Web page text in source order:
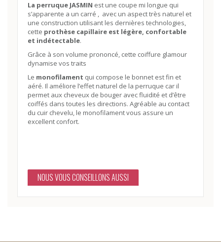
La perruque JASMIN est une coupe mi longue qui
s’apparente a un carré , avec un aspect très naturel et
une construction utilisant les dernières technologies,
cette prothèse capillaire est légère, confortable
et indétectable.
Grâce à son volume prononcé, cette coiffure glamour
dynamise vos traits
Le monofilament qui compose le bonnet est fin et
aéré. Il améliore l’effet naturel de la perruque car il
permet aux cheveux de bouger avec fluidité et d’être
coiffés dans toutes les directions. Agréable au contact
du cuir chevelu, le monofilament vous assure un
excellent confort.
NOUS VOUS CONSEILLONS AUSSI